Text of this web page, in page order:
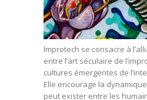
Improtech se consacre à
entre l’art séculaire de
cultures émergentes de
Elle encourage la
peut exister entre les